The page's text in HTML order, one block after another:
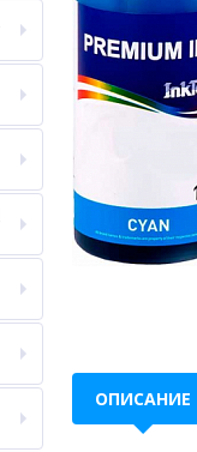
ОПИСАНИЕ